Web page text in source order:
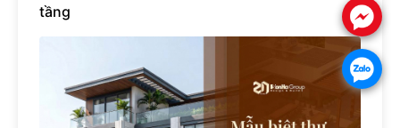
tầng
.
.